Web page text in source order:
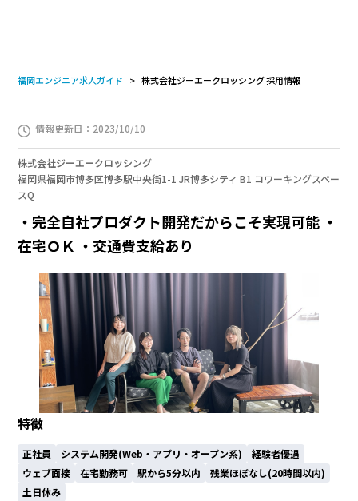
福岡エンジニア求人ガイド 株式会社ジーエークロッシング 採用情報
株式会社ジーエークロッシング
福岡県福岡市博多区博多駅中央街1-1 JR博多シティ B1 コワーキングスペー
スQ
情報更新日：2023/10/10
・完全自社プロダクト開発だからこそ実現可能 ・
在宅ＯＫ ・交通費支給あり
特徴
正社員 システム開発(Web・アプリ・オープン系)
経験者優遇
ウェブ面接
在宅勤務可 駅から5分以内
残業ほぼなし(20時間以内)
土日休み